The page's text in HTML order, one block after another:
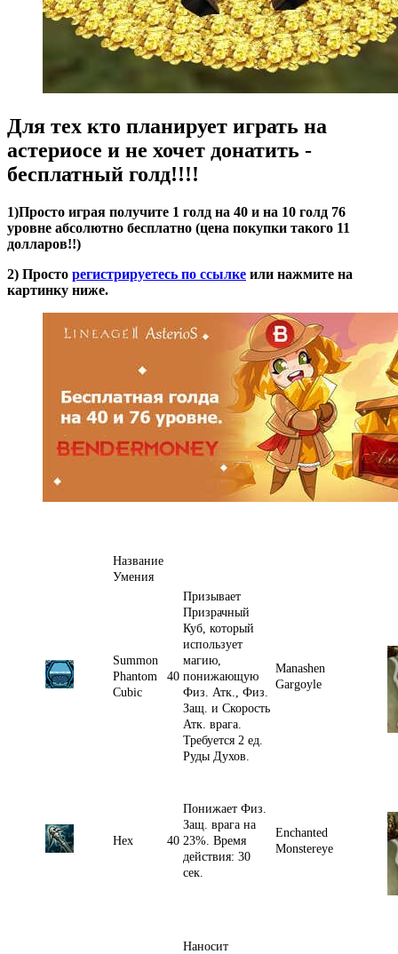
Для тех кто планирует играть на
астериосе и не хочет донатить -
бесплатный голд!!!!
1)Просто играя получите 1 голд на 40 и на 10 голд 76
уровне абсолютно бесплатно (цена покупки такого 11
долларов!!)
2) Просто регистрируетесь по ссылке или нажмите на
картинку ниже.
Название
Умения
Summon
Phantom
Cubic
40
Призывает
Призрачный
Куб, который
использует
магию,
понижающую
Физ. Атк., Физ.
Защ. и Скорость
Атк. врага.
Требуется 2 ед.
Руды Духов.
Manashen
Gargoyle
Hex 40
Понижает Физ.
Защ. врага на
23%. Время
действия: 30
сек.
Enchanted
Monstereye
Наносит